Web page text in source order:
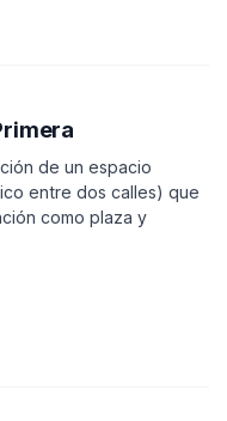
de un espacio
entre dos calles) que
como plaza y